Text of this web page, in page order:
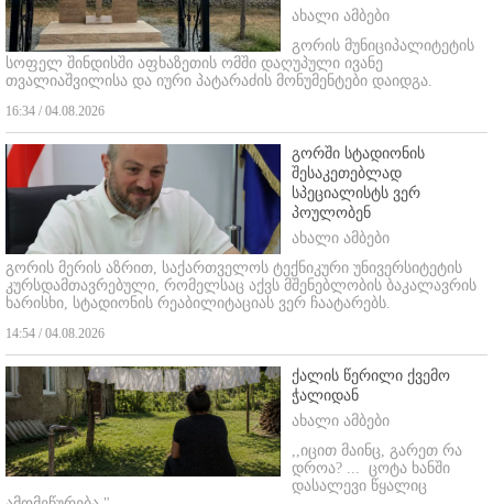
ახალი ამბები
გორის მუნიციპალიტეტის
სოფელ შინდისში აფხაზეთის ომში დაღუპული ივანე
თვალიაშვილისა და იური პატარაძის მონუმენტები დაიდგა.
16:34 / 04.08.2026
გორში სტადიონის
შესაკეთებლად
სპეციალისტს ვერ
პოულობენ
ახალი ამბები
გორის მერის აზრით, საქართველოს ტექნიკური უნივერსიტეტის
კურსდამთავრებული, რომელსაც აქვს მშენებლობის ბაკალავრის
ხარისხი, სტადიონის რეაბილიტაციას ვერ ჩაატარებს.
14:54 / 04.08.2026
ქალის წერილი ქვემო
ჭალიდან
ახალი ამბები
,,იცით მაინც, გარეთ რა
დროა? ... ცოტა ხანში
დასალევი წყალიც